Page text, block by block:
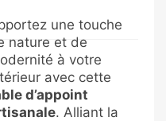
une touche
nature et de
à votre
avec cette
d’appoint
. Alliant la